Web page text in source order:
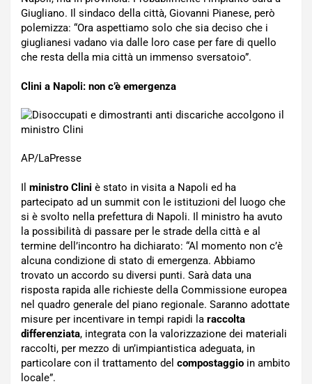
Giugliano. Il sindaco della città, Giovanni Pianese, però
polemizza: “Ora aspettiamo solo che sia deciso che i
giuglianesi vadano via dalle loro case per fare di quello
che resta della mia città un immenso sversatoio”.
Clini a Napoli: non c’è emergenza
AP/LaPresse
Il ministro Clini è stato in visita a Napoli ed ha
partecipato ad un summit con le istituzioni del luogo che
si è svolto nella prefettura di Napoli. Il ministro ha avuto
la possibilità di passare per le strade della città e al
termine dell’incontro ha dichiarato: “Al momento non c’è
alcuna condizione di stato di emergenza. Abbiamo
trovato un accordo su diversi punti. Sarà data una
risposta rapida alle richieste della Commissione europea
nel quadro generale del piano regionale. Saranno adottate
misure per incentivare in tempi rapidi la raccolta
differenziata, integrata con la valorizzazione dei materiali
raccolti, per mezzo di un’impiantistica adeguata, in
particolare con il trattamento del compostaggio in ambito
locale”.